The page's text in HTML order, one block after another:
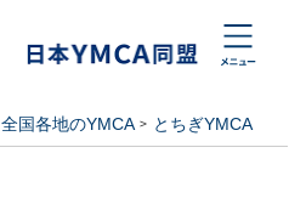
全国各地のYMCA とちぎYMCA